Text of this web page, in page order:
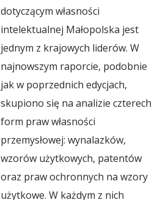
dotyczącym własności
intelektualnej Małopolska jest
jednym z krajowych liderów. W
najnowszym raporcie, podobnie
jak w poprzednich edycjach,
skupiono się na analizie czterech
form praw własności
przemysłowej: wynalazków,
wzorów użytkowych, patentów
oraz praw ochronnych na wzory
użytkowe. W każdym z nich